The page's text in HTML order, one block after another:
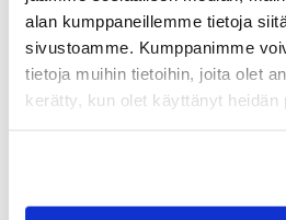
alan kumppaneillemme tietoja
sivustoamme. Kumppanimme
tietoja muihin tietoihin, joita olet
kerätty, kun olet käyttänyt heidän
Syntymäaika: (*)